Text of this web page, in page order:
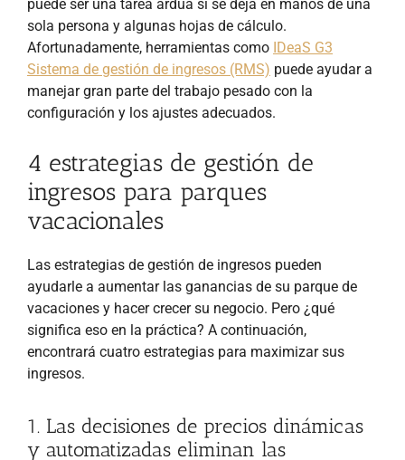
puede ser una tarea ardua si se deja en manos de una
sola persona y algunas hojas de cálculo.
Afortunadamente, herramientas como IDeaS G3
Sistema de gestión de ingresos (RMS) puede ayudar a
manejar gran parte del trabajo pesado con la
configuración y los ajustes adecuados.
4 estrategias de gestión de
ingresos para parques
vacacionales
Las estrategias de gestión de ingresos pueden
ayudarle a aumentar las ganancias de su parque de
vacaciones y hacer crecer su negocio. Pero ¿qué
significa eso en la práctica? A continuación,
encontrará cuatro estrategias para maximizar sus
ingresos.
1. Las decisiones de precios dinámicas
y automatizadas eliminan las